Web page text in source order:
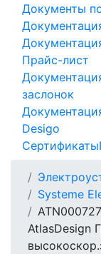
Документы
Прайс-лист
заслонок
Desigo
Сертификаты
Systeme
AtlasDesign